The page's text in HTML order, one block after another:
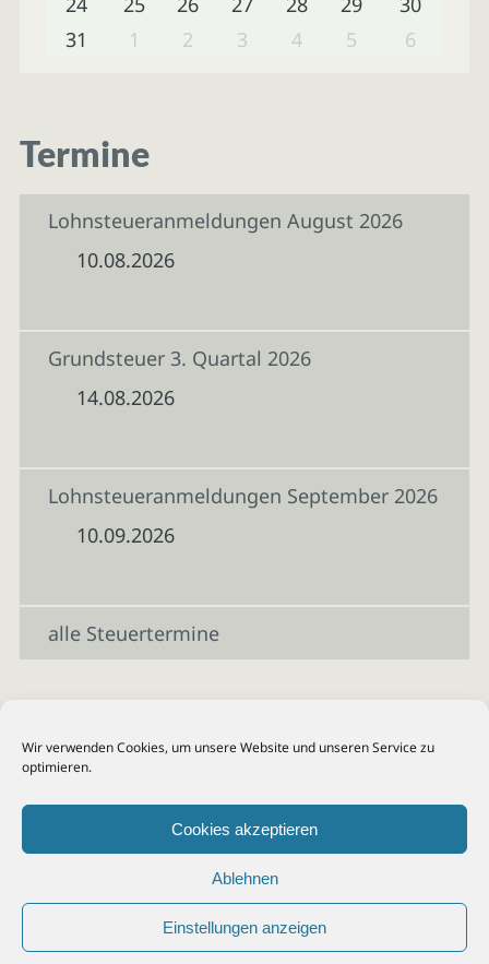
Wir verwenden Cookies, um unsere Website und unseren Service zu
optimieren.
Cookies akzeptieren
Ablehnen
Einstellungen anzeigen
31
1 2 3 4 5 6
Termine
Lohnsteueranmeldungen August 2026
10.08.2026
Grundsteuer 3. Quartal 2026
14.08.2026
Lohnsteueranmeldungen September 2026
10.09.2026
alle Steuertermine